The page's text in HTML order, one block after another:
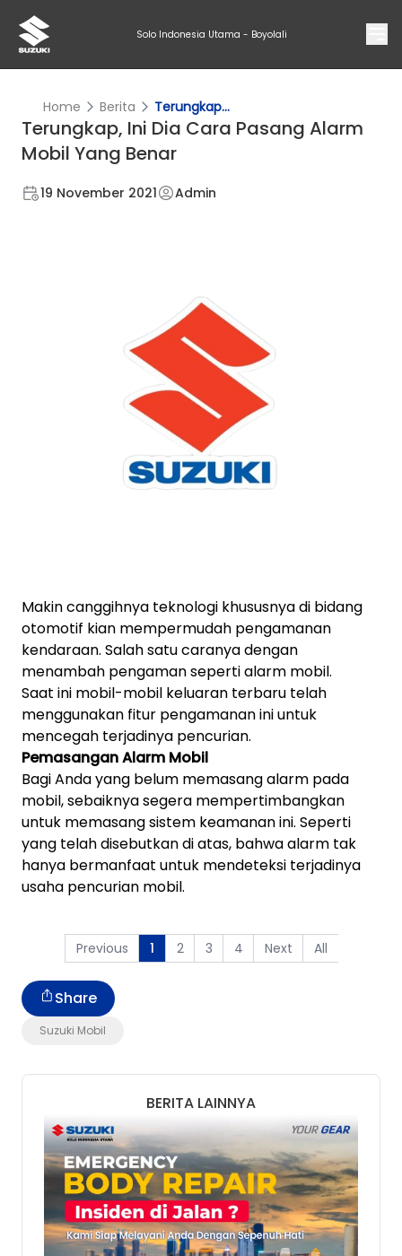
Solo Indonesia Utama - Boyolali
Home Berita Terungkap...
Terungkap, Ini Dia Cara Pasang Alarm
Mobil Yang Benar
19 November 2021 Admin
Makin canggihnya teknologi khususnya di bidang
otomotif kian mempermudah pengamanan
kendaraan. Salah satu caranya dengan
menambah pengaman seperti alarm mobil.
Saat ini mobil-mobil keluaran terbaru telah
menggunakan fitur pengamanan ini untuk
mencegah terjadinya pencurian.
Pemasangan Alarm Mobil
Bagi Anda yang belum memasang alarm pada
mobil, sebaiknya segera mempertimbangkan
untuk memasang sistem keamanan ini. Seperti
yang telah disebutkan di atas, bahwa alarm tak
hanya bermanfaat untuk mendeteksi terjadinya
usaha pencurian mobil.
Previous 1 2 3 4 Next All
Suzuki Mobil
Share
BERITA LAINNYA